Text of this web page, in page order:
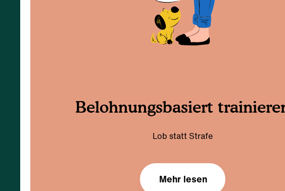
Der fühlende Hund
Auch Hunde haben Gefühle
Mehr lesen
diesem Satz stehen wir voll und ganz. Er basiert auf der
also der objektiven Erforschung von Tierverhalten, und
Wir helfen dir, die Gefühle und Emotionen deines Welpen
verstehen, indem wir dir das „Warum“ hinter seinem
erklären.